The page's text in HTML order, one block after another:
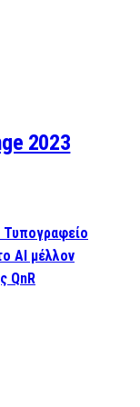
2023
Τυπογραφείο
AI μέλλον
QnR